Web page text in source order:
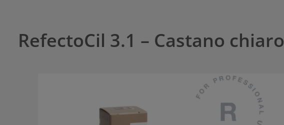
RefectoCil 3.1 – Castano chiaro